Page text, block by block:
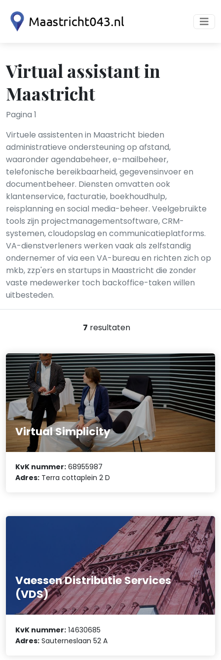
Virtual assistant in
Maastricht
Pagina 1
Virtuele assistenten in Maastricht bieden
administratieve ondersteuning op afstand,
waaronder agendabeheer, e-mailbeheer,
telefonische bereikbaarheid, gegevensinvoer en
documentbeheer. Diensten omvatten ook
klantenservice, facturatie, boekhoudhulp,
reisplanning en social media-beheer. Veelgebruikte
tools zijn projectmanagementsoftware, CRM-
systemen, cloudopslag en communicatieplatforms.
VA-dienstverleners werken vaak als zelfstandig
ondernemer of via een VA-bureau en richten zich op
mkb, zzp'ers en startups in Maastricht die zonder
vaste medewerker toch backoffice-taken willen
uitbesteden.
7 resultaten
Virtual Simplicity
KvK nummer: 68955987
Adres: Terra cottaplein 2 D
Vaessen Distributie Services
(VDS)
KvK nummer: 14630685
Adres: Sauterneslaan 52 A